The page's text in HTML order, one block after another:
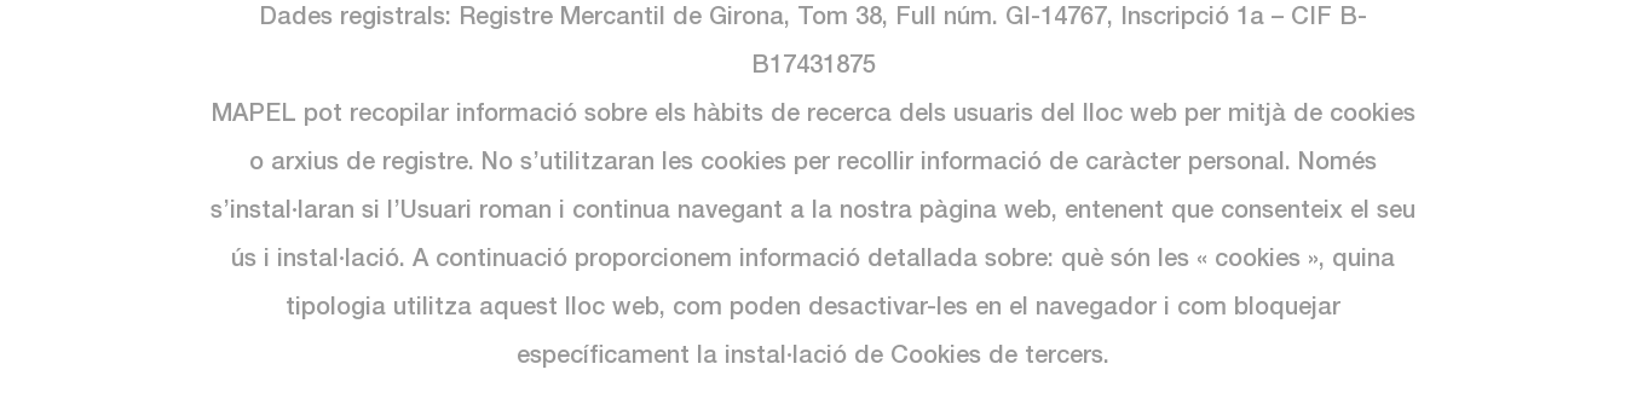
Dades registrals: Registre Mercantil de Girona, Tom 38, Full núm. GI-14767, Inscripció 1a – CIF B-
B17431875
MAPEL pot recopilar informació sobre els hàbits de recerca dels usuaris del lloc web per mitjà de cookies
o arxius de registre. No s’utilitzaran les cookies per recollir informació de caràcter personal. Només
s’instal·laran si l’Usuari roman i continua navegant a la nostra pàgina web, entenent que consenteix el seu
ús i instal·lació. A continuació proporcionem informació detallada sobre: què són les « cookies », quina
tipologia utilitza aquest lloc web, com poden desactivar-les en el navegador i com bloquejar
específicament la instal·lació de Cookies de tercers.